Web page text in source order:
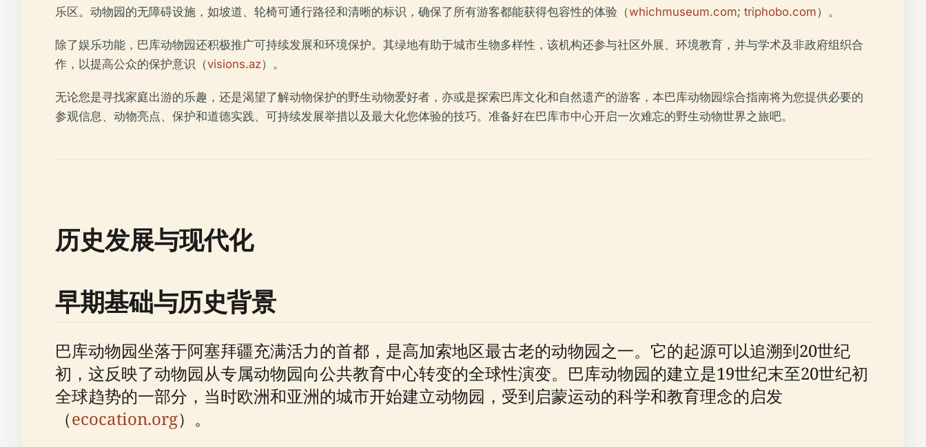
乐区。动物园的无障碍设施，如坡道、轮椅可通行路径和清晰的标识，确保了所有游客都能获得包容性的体验（whichmuseum.com; triphobo.com）。
除了娱乐功能，巴库动物园还积极推广可持续发展和环境保护。其绿地有助于城市生物多样性，该机构还参与社区外展、环境教育，并与学术及非政府组织合
作，以提高公众的保护意识（visions.az）。
无论您是寻找家庭出游的乐趣，还是渴望了解动物保护的野生动物爱好者，亦或是探索巴库文化和自然遗产的游客，本巴库动物园综合指南将为您提供必要的
参观信息、动物亮点、保护和道德实践、可持续发展举措以及最大化您体验的技巧。准备好在巴库市中心开启一次难忘的野生动物世界之旅吧。
历史发展与现代化
早期基础与历史背景
巴库动物园坐落于阿塞拜疆充满活力的首都，是高加索地区最古老的动物园之一。它的起源可以追溯到20世纪
初，这反映了动物园从专属动物园向公共教育中心转变的全球性演变。巴库动物园的建立是19世纪末至20世纪初
全球趋势的一部分，当时欧洲和亚洲的城市开始建立动物园，受到启蒙运动的科学和教育理念的启发
（ecocation.org）。